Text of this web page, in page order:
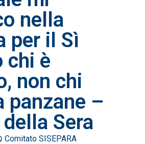
nella
per il Sì
chi è
non chi
panzane –
Sera
Comitato SISEPARA